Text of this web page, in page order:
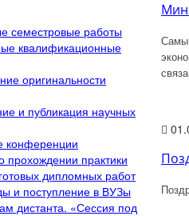
семестровые работы
квалификационные
оригинальности
и публикация научных
конференции
прохождении практики
дипломных работ
и поступление в ВУЗы
дистанта. «Сессия под